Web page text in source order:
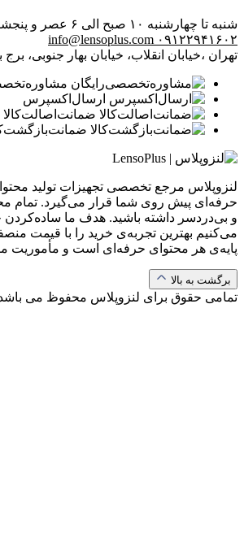
شنبه تا چهارشنبه ۱۰ صبح الی ۶ عصر و پنجشنبه ۱۰ صبح الی ۱۶ عصر
۰۹۱۲۲۹۴۱۶۰۲ info@lensoplus.com
تهران ،خیابان انقلاب، خیابان بهار جنوبی، برج
ارسال‌اکسپرس
ضمانت‌اصالت‌کالا
لنزوپلاس مرجع تخصصی تجهیزات تولید
حرفه‌ای پیش روی شما قرار می‌گیرد. تمام
و بی‌دردسر داشته باشید. هدف ما ساده‌کردن
می‌کنیم بهترین تجربه‌ی خرید را با قیمت
پایه‌ی هر محتوای حرفه‌ای است و
برگشت به بالا
تمامی حقوق برای لنزوپلاس محفوظ می